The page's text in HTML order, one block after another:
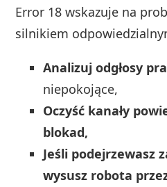
Error 18 wskazuje na
silnikiem
Analizuj odgłosy
niepokojące,
Oczyść kanały
blokad,
Jeśli podejrzewasz
wysusz robota